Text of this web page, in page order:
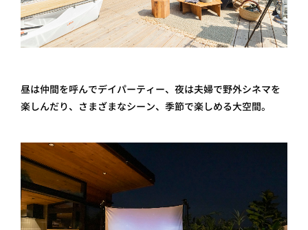
昼は仲間を呼んでデイパーティー、夜は夫婦で野外シネマを
楽しんだり、さまざまなシーン、季節で楽しめる大空間。